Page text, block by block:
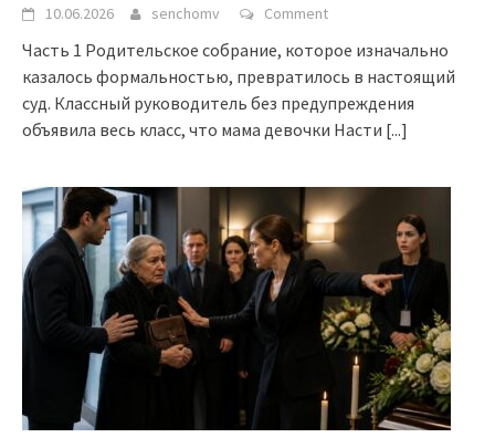
10.06.2026 senchomv Comment
Часть 1 Родительское собрание, которое изначально
казалось формальностью, превратилось в настоящий
суд. Классный руководитель без предупреждения
объявила весь класс, что мама девочки Насти [...]